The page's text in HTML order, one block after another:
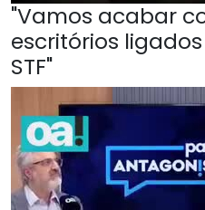
"Vamos acabar
escritórios
STF"